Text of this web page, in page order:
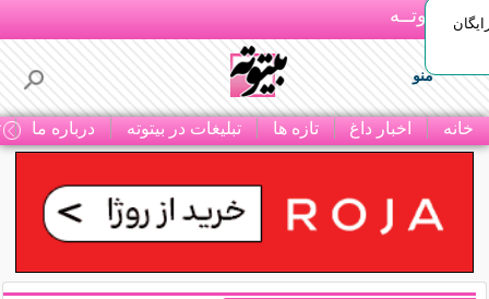
بـیتوتــه
منو
خانه اخبار داغ تازه ها تبلیغات در بیتوته درباره ما